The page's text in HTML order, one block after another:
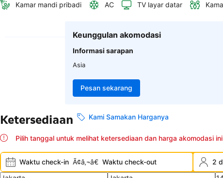
Kamar mandi pribadi AC TV layar datar
Keunggulan akomodasi
Informasi sarapan
Asia
Pesan sekarang
Ketersediaan Kami Samakan Harganya
Pilih tanggal untuk melihat ketersediaan dan harga akomodasi ini
Waktu check-in Ã¢â‚¬â€ Waktu check-out 2